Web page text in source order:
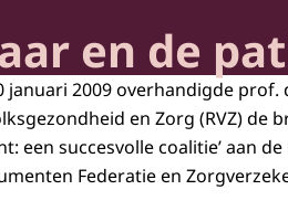
en de
januari 2009 overhandigde prof.
en Zorg (RVZ) de
een succesvolle coalitie’ aan
Federatie en